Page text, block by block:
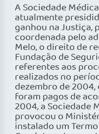
A Sociedade
atualmente
ganhou na Justiça,
coordenada pelo
Melo, o direito de
Fundação de
referentes aos
realizados no
dezembro de
foram pagos de
2004, a Sociedade
provocou o
instalado um